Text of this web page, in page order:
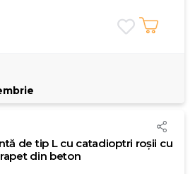
de tip L cu catadioptri roșii cu
din beton